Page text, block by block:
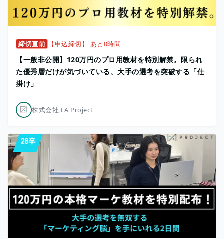
締切直前 【申込締切】 あと0時間
【一般非公開】120万円のプロ用教材を特別解禁。限られ
た優秀層だけが気づいている、大手の選考を突破する「仕
掛け」
株式会社 FA Project